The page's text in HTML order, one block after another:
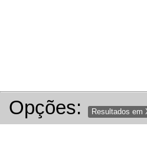
Opções: Resultados em